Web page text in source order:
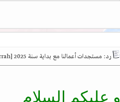
رد: مستجدات أعمالنا مع بداية سنة 2025 [Our Last Hurrah]
و عليكم السلام